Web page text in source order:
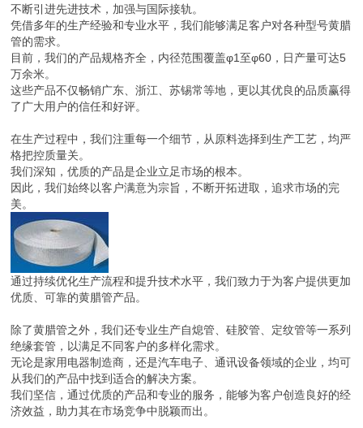
不断引进先进技术，加强与国际接轨。
凭借多年的生产经验和专业水平，我们能够满足客户对各种型号黄腊
管的需求。
目前，我们的产品规格齐全，内径范围覆盖φ1至φ60，日产量可达5
万余米。
这些产品不仅畅销广东、浙江、苏锡常等地，更以其优良的品质赢得
了广大用户的信任和好评。
在生产过程中，我们注重每一个细节，从原料选择到生产工艺，均严
格把控质量关。
我们深知，优质的产品是企业立足市场的根本。
因此，我们始终以客户满意为宗旨，不断开拓进取，追求市场的完
美。
通过持续优化生产流程和提升技术水平，我们致力于为客户提供更加
优质、可靠的黄腊管产品。
除了黄腊管之外，我们还专业生产自熄管、硅胶管、定纹管等一系列
绝缘套管，以满足不同客户的多样化需求。
无论是家用电器制造商，还是汽车电子、通讯设备领域的企业，均可
从我们的产品中找到适合的解决方案。
我们坚信，通过优质的产品和专业的服务，能够为客户创造良好的经
济效益，助力其在市场竞争中脱颖而出。